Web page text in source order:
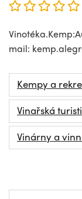
mail:
Kempy a
Vinařská
Vinárny a